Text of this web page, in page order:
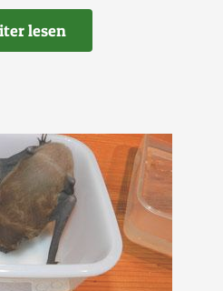
lesen